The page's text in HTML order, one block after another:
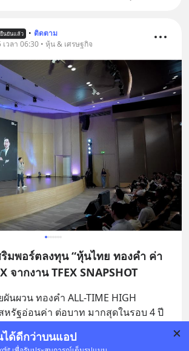
ด้ดีกว่าบนแอป
ยืนยันแล้ว • ติดตาม
วลา 06:30 • หุ้น & เศรษฐกิจ
มพอร์ตลงทุน “หุ้นไทย ทองคำ ค่า
จากงาน TFEX SNAPSHOT
นผวน ทองคำ ALL-TIME HIGH
หรัฐอ่อนค่า ต่อบาท มากสุดในรอบ 4 ปี